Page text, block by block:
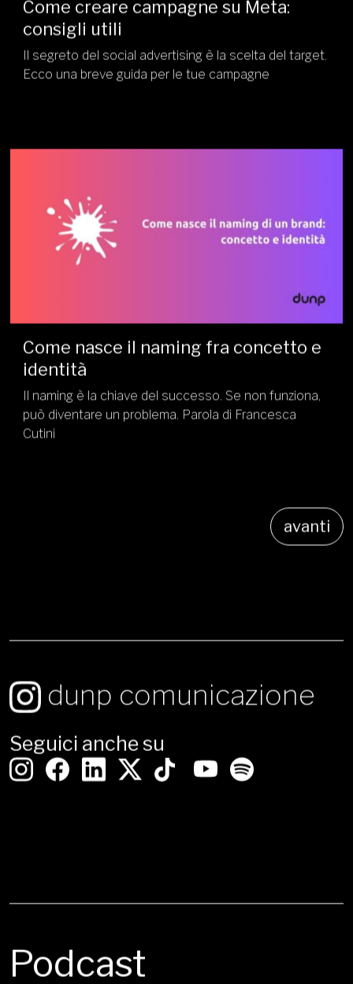
Come creare campagne su Meta:
consigli utili
Il segreto del social advertising è la scelta del target.
Ecco una breve guida per le tue campagne
Come nasce il naming fra concetto e
identità
Il naming è la chiave del successo. Se non funziona,
può diventare un problema. Parola di Francesca
Cutini
avanti
dunp comunicazione
Seguici anche su
Podcast